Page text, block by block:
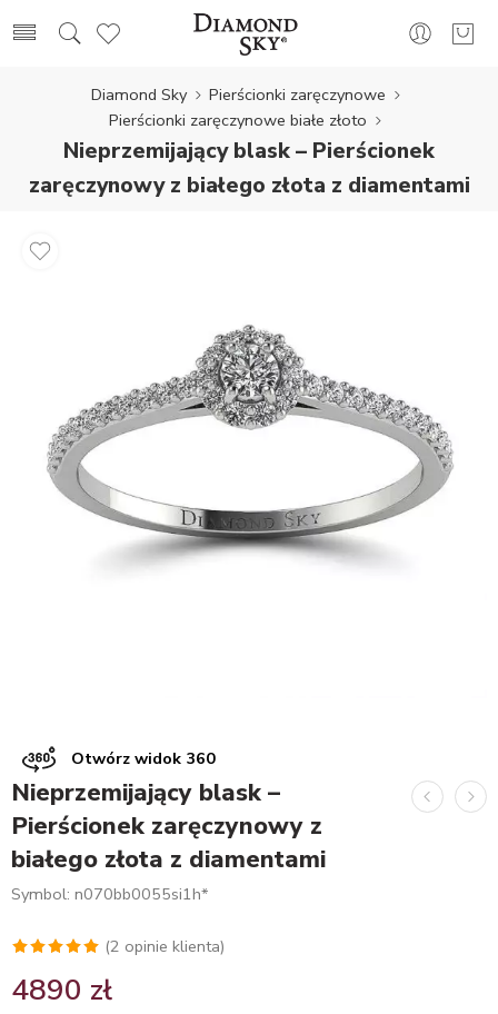
Diamond Sky
Pierścionki zaręczynowe
Pierścionki zaręczynowe białe złoto
Nieprzemijający blask – Pierścionek
zaręczynowy z białego złota z diamentami
Otwórz widok 360
Nieprzemijający blask –
Pierścionek zaręczynowy z
białego złota z diamentami
Symbol: n070bb0055si1h*
5.00na 5
(2 opinie klienta)
4890 zł